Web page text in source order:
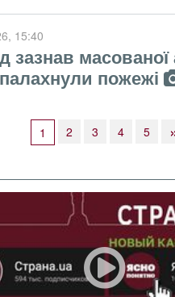
, 15:40
зазнав масованої
пожежі
1 2 3 4 5